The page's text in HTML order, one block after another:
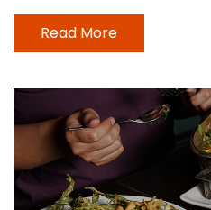
ไม่
ทำ
ทาน
เอง?
SHOP
Read More